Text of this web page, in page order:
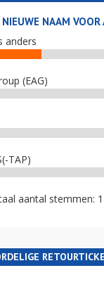
NAAM
anders
(EAG)
TAP)
aantal stemmen: